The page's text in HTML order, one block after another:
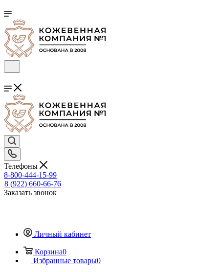
Телефоны
8-800-444-15-99
8 (922) 660-66-76
Заказать звонок
Личный кабинет
Корзина0
Избранные товары0